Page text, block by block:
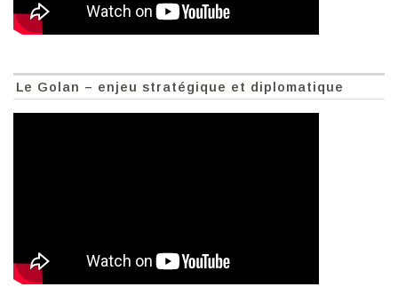
Le Golan – enjeu stratégique et diplomatique